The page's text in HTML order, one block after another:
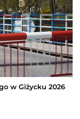
w Giżycku 2026